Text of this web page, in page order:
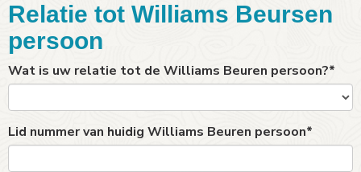
Relatie tot Williams Beursen
persoon
Wat is uw relatie tot de Williams Beuren persoon?*
Lid nummer van huidig Williams Beuren persoon*